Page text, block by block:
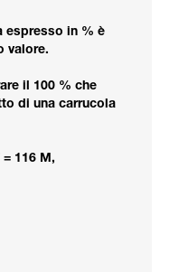
espresso in % è
valore.
il 100 % che
di una carrucola
= 116 M,